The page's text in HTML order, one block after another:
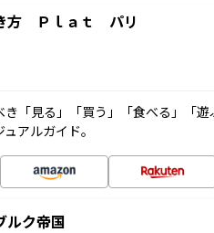
方 Ｐｌａｔ パリ
「見る」「買う」「食べる」「
アルガイド。
ク帝国